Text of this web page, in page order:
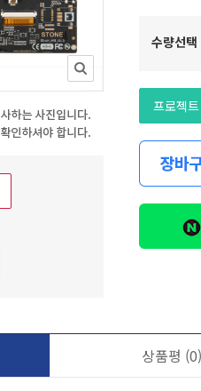
수량선택
프로젝
상품평 (0)